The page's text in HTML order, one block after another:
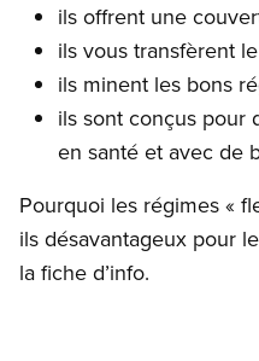
ils offrent une
ils vous transfèrent
ils minent les bons
ils sont conçus pour
en santé et avec de
Pourquoi les régimes «
ils désavantageux pour
la fiche d’info.